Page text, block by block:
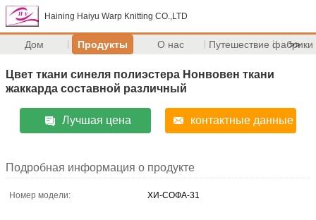
Haining Haiyu Warp Knitting CO.,LTD
Дом Продукты О нас Путешествие фабрики
>>
Цвет ткани синеля полиэстера Нонвовен ткани
жаккарда составной различный
Лучшая цена контактные данные
Подробная информация о продукте
Номер модели: ХИ-СОФА-31